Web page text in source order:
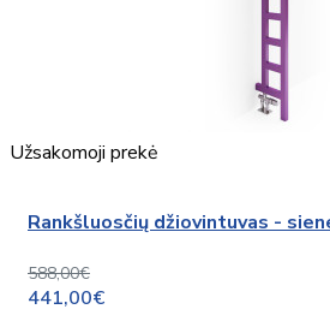
Užsakomoji prekė
Rankšluosčių džiovintuvas -
588,00€
441,00€